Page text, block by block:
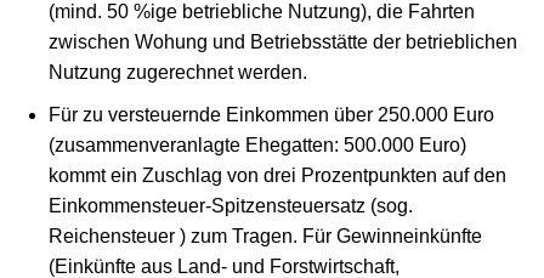
(mind. 50 %ige betriebliche Nutzung), die Fahrten
zwischen Wohung und Betriebsstätte der betrieblichen
Nutzung zugerechnet werden.
Für zu versteuernde Einkommen über 250.000 Euro
(zusammenveranlagte Ehegatten: 500.000 Euro)
kommt ein Zuschlag von drei Prozentpunkten auf den
Einkommensteuer-Spitzensteuersatz (sog.
Reichensteuer ) zum Tragen. Für Gewinneinkünfte
(Einkünfte aus Land- und Forstwirtschaft,